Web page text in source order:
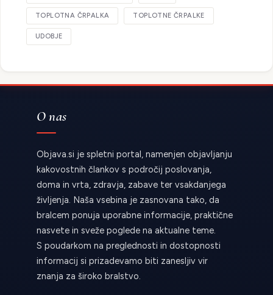
TOPLOTNA ČRPALKA TOPLOTNE ČRPALKE
UDOBJE
O nas
Objava.si je spletni portal, namenjen objavljanju
kakovostnih člankov s področij poslovanja,
doma in vrta, zdravja, zabave ter vsakdanjega
življenja. Naša vsebina je zasnovana tako, da
bralcem ponuja uporabne informacije, praktične
nasvete in sveže poglede na aktualne teme.
S poudarkom na preglednosti in dostopnosti
informacij si prizadevamo biti zanesljiv vir
znanja za široko bralstvo.